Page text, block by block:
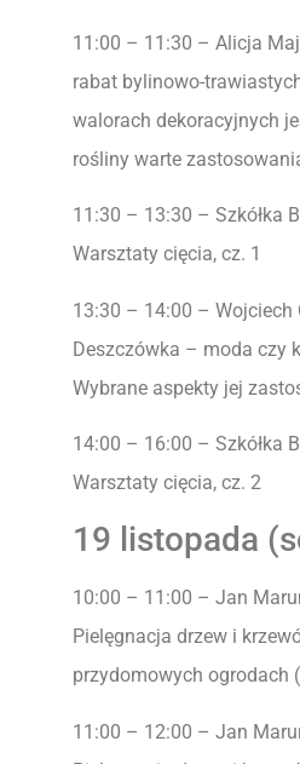
11:00 – 11:30 – Alicja
rabat bylinowo-
walorach dekoracyjnych
rośliny warte
11:30 – 13:30 – Szkółka
Warsztaty cięcia, cz. 1
13:30 – 14:00 – Wojciech
Deszczówka – moda czy
Wybrane aspekty jej
14:00 – 16:00 – Szkółka
Warsztaty cięcia, cz. 2
19 listopada
10:00 – 11:00 – Jan
Pielęgnacja drzew i
przydomowych ogrodach
11:00 – 12:00 – Jan